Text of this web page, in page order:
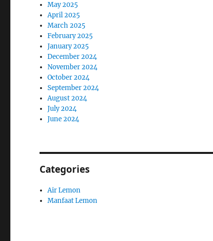
May 2025
April 2025
March 2025
February 2025
January 2025
December 2024
November 2024
October 2024
September 2024
August 2024
July 2024
June 2024
Categories
Air Lemon
Manfaat Lemon